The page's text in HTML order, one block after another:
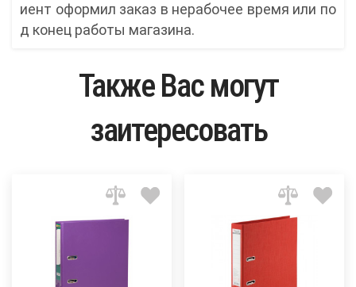
иент оформил заказ в нерабочее время или по
д конец работы магазина.
Также Вас могут
заитересовать